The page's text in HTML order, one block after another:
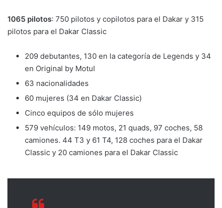
1065 pilotos: 750 pilotos y copilotos para el Dakar y 315
pilotos para el Dakar Classic
209 debutantes, 130 en la categoría de Legends y 34
en Original by Motul
63 nacionalidades
60 mujeres (34 en Dakar Classic)
Cinco equipos de sólo mujeres
579 vehículos: 149 motos, 21 quads, 97 coches, 58
camiones. 44 T3 y 61 T4, 128 coches para el Dakar
Classic y 20 camiones para el Dakar Classic